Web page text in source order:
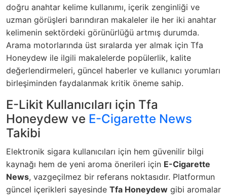
doğru anahtar kelime kullanımı, içerik zenginliği ve
uzman görüşleri barındıran makaleler ile her iki anahtar
kelimenin sektördeki görünürlüğü artmış durumda.
Arama motorlarında üst sıralarda yer almak için Tfa
Honeydew ile ilgili makalelerde popülerlik, kalite
değerlendirmeleri, güncel haberler ve kullanıcı yorumları
birleşiminden faydalanmak kritik öneme sahip.
E-Likit Kullanıcıları için Tfa
Honeydew ve E-Cigarette News
Takibi
Elektronik sigara kullanıcıları için hem güvenilir bilgi
kaynağı hem de yeni aroma önerileri için E-Cigarette
News, vazgeçilmez bir referans noktasıdır. Platformun
güncel içerikleri sayesinde Tfa Honeydew gibi aromalar